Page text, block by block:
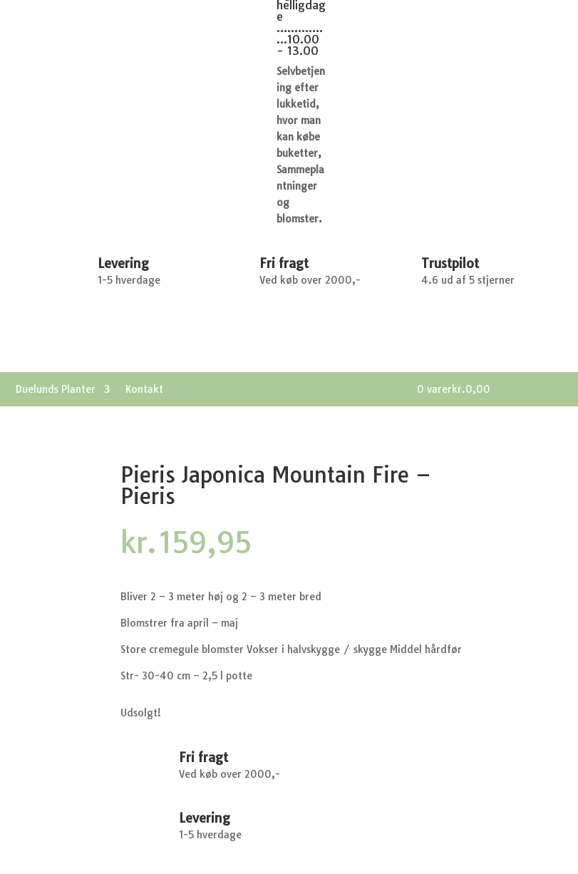
helligdag
e
.............
...10.00
- 13.00
Selvbetjen
ing efter
lukketid,
hvor man
kan købe
buketter,
Sammepla
ntninger
og
blomster.
Levering
1-5 hverdage
Fri fragt
Ved køb over 2000,-
Trustpilot
4.6 ud af 5 stjerner
Duelunds Planter Kontakt 0 varerkr.0,00
Pieris Japonica Mountain Fire –
Pieris
kr.159,95
Bliver 2 – 3 meter høj og 2 – 3 meter bred
Blomstrer fra april – maj
Store cremegule blomster Vokser i halvskygge / skygge Middel hårdfør
Str- 30-40 cm – 2,5 l potte
Udsolgt!
Fri fragt
Ved køb over 2000,-
Levering
1-5 hverdage